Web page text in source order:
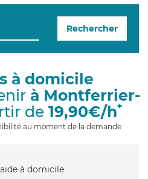
n
g
i
Rechercher
à domicile
à Montferrier-
de 19,90€/h*
au moment de la demande